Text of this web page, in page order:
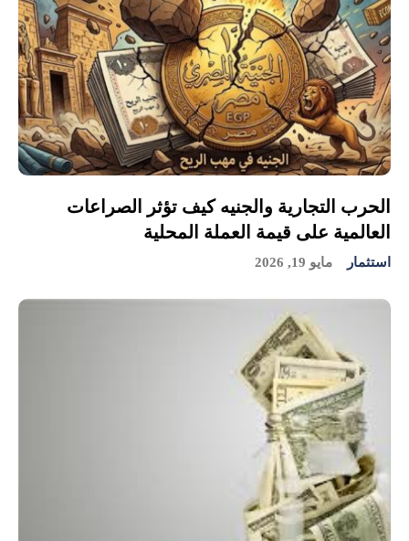
الحرب التجارية والجنيه كيف تؤثر الصراعات
العالمية على قيمة العملة المحلية
استثمار مايو 19, 2026